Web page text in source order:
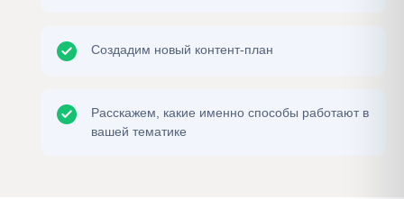
Создадим новый контент-план
Расскажем, какие именно способы работают в
вашей тематике